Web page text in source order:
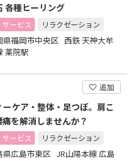
各種ヒーリング
サービス リラクゼーション
県福岡市中央区 西鉄 天神大牟
薬院駅
追加
ーケア・整体・足つぼ。肩こ
痛を解消しませんか？
サービス リラクゼーション
県広島市東区 JR山陽本線 広島